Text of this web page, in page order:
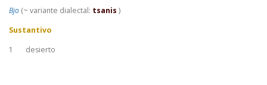
Bjo (~ variante dialectal: tsanis )
Sustantivo
1
desierto